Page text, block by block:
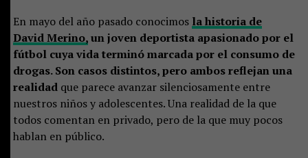
En mayo del año pasado conocimos la historia de
David Merino,un joven deportista apasionado por el
fútbol cuya vida terminó marcada por el consumo de
drogas. Son casos distintos, pero ambos reflejan una
realidad que parece avanzar silenciosamente entre
nuestros niños y adolescentes. Una realidad de la que
todos comentan en privado, pero de la que muy pocos
hablan en público.